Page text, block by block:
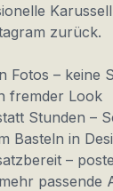
zurück.
Fotos – keine
fremder Look
Stunden –
Basteln in
–
passende